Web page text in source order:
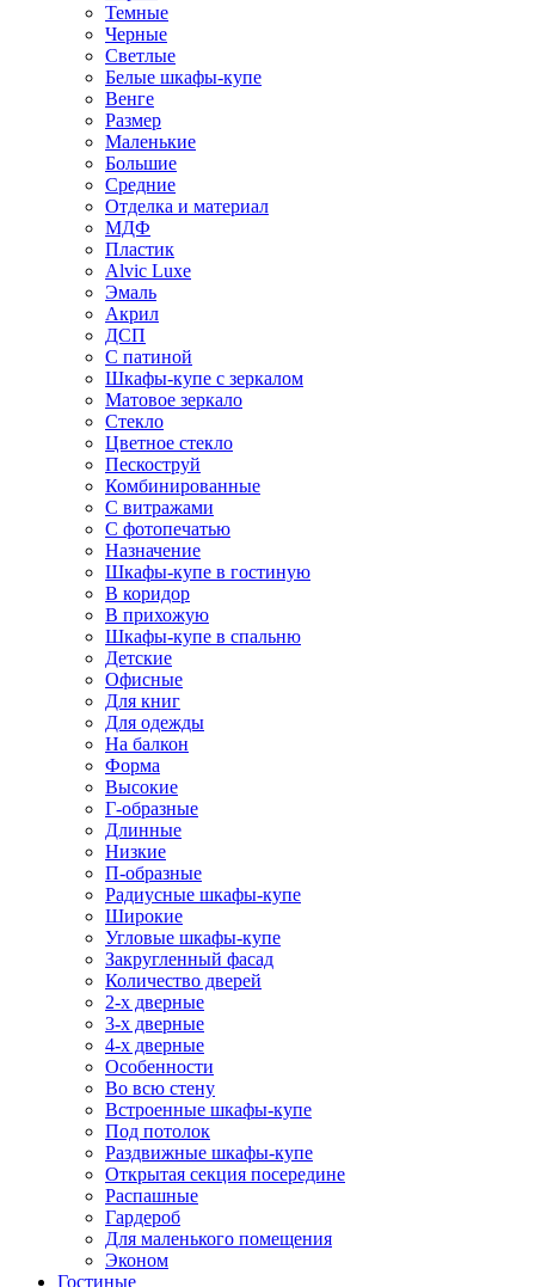
Темные
Черные
Светлые
Белые шкафы-купе
Венге
Размер
Маленькие
Большие
Средние
Отделка и материал
МДФ
Пластик
Alvic Luxe
Эмаль
Акрил
ДСП
С патиной
Шкафы-купе с зеркалом
Матовое зеркало
Стекло
Цветное стекло
Пескоструй
Комбинированные
С витражами
С фотопечатью
Назначение
Шкафы-купе в гостиную
В коридор
В прихожую
Шкафы-купе в спальню
Детские
Офисные
Для книг
Для одежды
На балкон
Форма
Высокие
Г-образные
Длинные
Низкие
П-образные
Радиусные шкафы-купе
Широкие
Угловые шкафы-купе
Закругленный фасад
Количество дверей
2-х дверные
3-х дверные
4-х дверные
Особенности
Во всю стену
Встроенные шкафы-купе
Под потолок
Раздвижные шкафы-купе
Открытая секция посередине
Распашные
Гардероб
Для маленького помещения
Эконом
Гостиные